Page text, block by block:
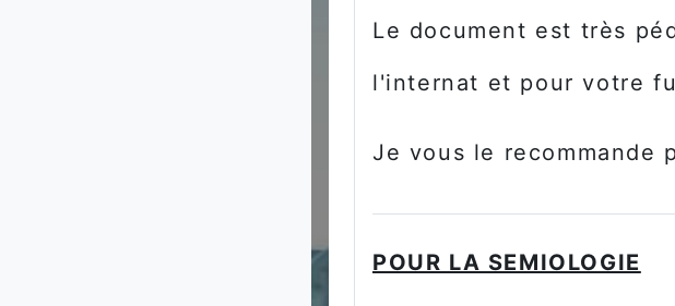
Le document est très
l'internat et pour votre
Je vous le recommande
POUR LA SEMIOLOGIE